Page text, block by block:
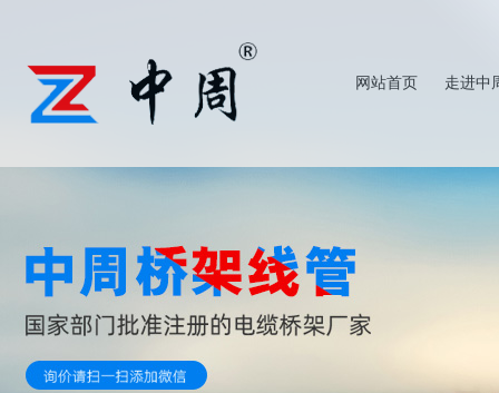
网站首页 走进中
查看更多 查看更多